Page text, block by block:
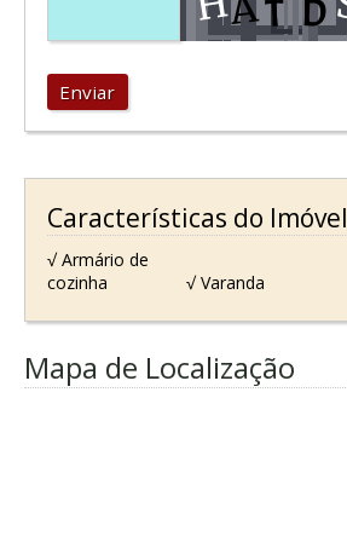
Enviar
Características do Imóvel
√ Armário de
cozinha
√ Varanda
Mapa de Localização